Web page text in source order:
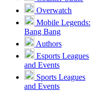
Overwatch
Mobile Legends:
Bang Bang
Authors
Esports Leagues
and Events
Sports Leagues
and Events